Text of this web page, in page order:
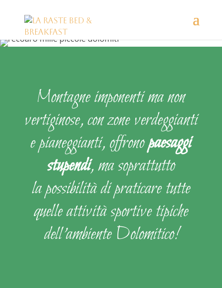
Montagne imponenti ma non
vertiginose, con zone verdeggianti
e pianeggianti, offronopaesaggi
stupendi, ma soprattutto
lapossibilità di praticare tutte
quelle attività sportive tipiche
dell’ambiente Dolomitico!